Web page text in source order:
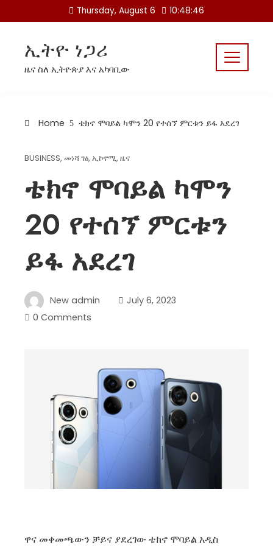
to
Thursday, August 6 10:48:47
ኢትዮ ነጋሪ
ዜና ስለ ኢትዮጵያ እና አካባቢው
Home ቴክኖ ሞባይል ካሞን 20 የተሰኘ ምርቱን ይፋ አደረገ
BUSINESS, መነሻ ገፅ, ኢኮኖሚ, ዜና
ቴክኖ ሞባይል ካሞን
20 የተሰኘ ምርቱን
ይፋ አደረገ
New admin
July 6, 2023
0 Comments
ዋና መቀመጫውን ቻይና ያደረገው ቴክኖ ሞባይል አዲስ